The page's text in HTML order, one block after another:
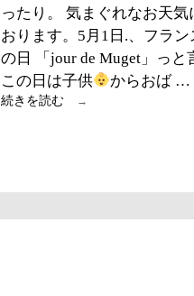
ったり。 気まぐれなお天
おります。5月1日.、フラ
の日 「jour de Muget」っと
この日は子供
からおば …
続きを読む
ト
→